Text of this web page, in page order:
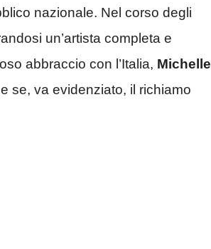
nazionale. Nel corso degli
un’artista completa e
abbraccio con l’Italia, Michelle
se, va evidenziato, il richiamo